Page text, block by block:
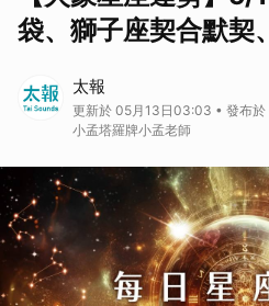
袋、獅子座契合默契
太報
更新於 05月13日03:03 • 發布
小孟塔羅牌小孟老師